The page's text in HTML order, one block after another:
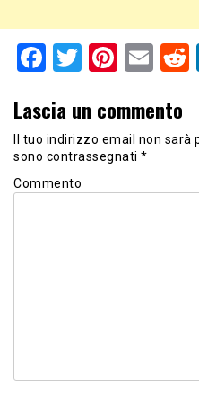
Facebook
Twitter
Lascia un commento
Il tuo indirizzo email non sarà
sono contrassegnati *
Commento